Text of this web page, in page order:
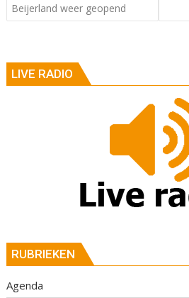
Beijerland weer geopend
LIVE RADIO
RUBRIEKEN
Agenda